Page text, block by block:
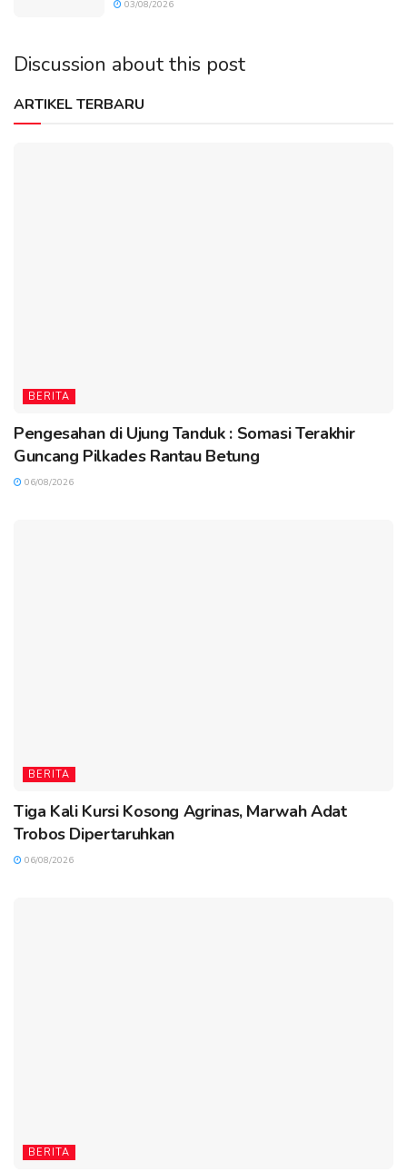
03/08/2026
Discussion about this post
ARTIKEL TERBARU
BERITA
Pengesahan di Ujung Tanduk : Somasi Terakhir
Guncang Pilkades Rantau Betung
06/08/2026
BERITA
Tiga Kali Kursi Kosong Agrinas, Marwah Adat
Trobos Dipertaruhkan
06/08/2026
BERITA